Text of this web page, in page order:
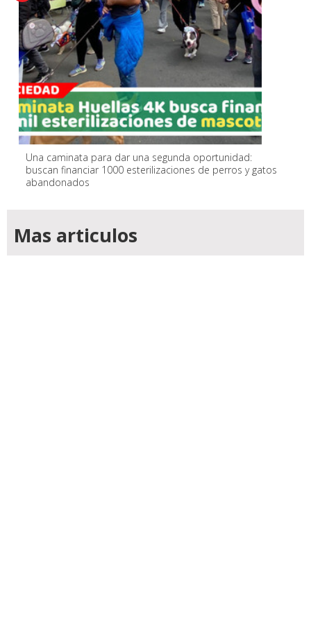
Una caminata para dar una segunda oportunidad:
buscan financiar 1000 esterilizaciones de perros y gatos
abandonados
Mas articulos